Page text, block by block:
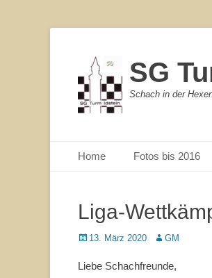
SG
Schach in der
Primärmenu
Home Fotos bis 2016
Liga-
Veröffentlicht
13. März 2020 Autor
GM
Liebe Schachfreunde,